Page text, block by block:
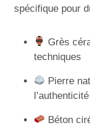
spécifique pour
Grès
techniques
Pierre
l’authenticité
Béton